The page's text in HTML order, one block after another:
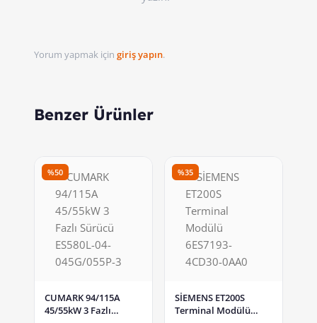
Yorum yapmak için giriş yapın.
Benzer Ürünler
%50
CUMARK 94/115A
45/55kW 3 Fazlı
%35
SİEMENS ET200S
Terminal Modülü